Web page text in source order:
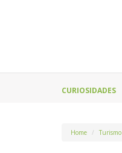
CURIOSIDADES
Home Turismo